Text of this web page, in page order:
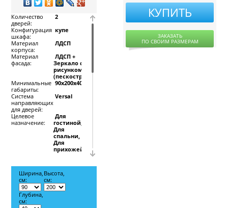
Количество
дверей:
2
Конфигурация
шкафа:
купе
Материал
корпуса:
ЛДСП
Материал
фасада:
ЛДСП +
Зеркало с
рисунком
(пескоструй)
Минимальные
габариты:
90x200x40
Система
направляющих
для дверей:
Versal
Целевое
назначение:
Для
гостиной,
Для
спальни,
Для
прихожей
Шкаф-купе Стиль-6
системы Версаль
добавит стильности
интерьеру Вашего
дома. Дополнение
угловым элементом
Ширина,
см:
Высота,
см:
Глубина,
см:
КУПИТЬ
ЗАКАЗАТЬ
ПО СВОИМ РАЗМЕРАМ